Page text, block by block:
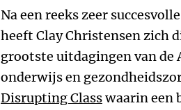
Na een reeks zeer
heeft Clay Christensen zich
grootste uitdagingen van de
onderwijs en
Disrupting Classwaarin een